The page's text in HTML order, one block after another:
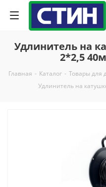
Удлинитель на
2*2,5
Главная - Каталог - Товары для
Удлинитель на